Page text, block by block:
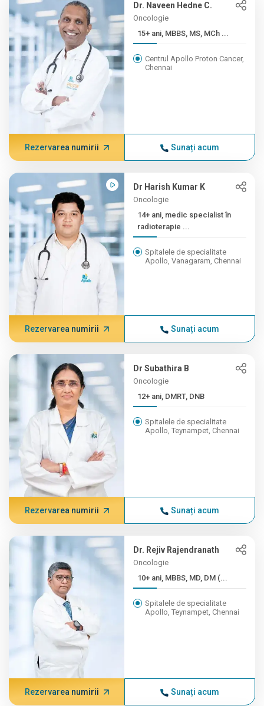
Dr. Naveen Hedne C.
Oncologie
15+ ani, MBBS, MS, MCh ...
Centrul Apollo Proton Cancer,
Chennai
Rezervarea numirii Sunați acum
Dr Harish Kumar K
Oncologie
14+ ani, medic specialist în
radioterapie ...
Spitalele de specialitate
Apollo, Vanagaram, Chennai
Rezervarea numirii Sunați acum
Dr Subathira B
Oncologie
12+ ani, DMRT, DNB
Spitalele de specialitate
Apollo, Teynampet, Chennai
Rezervarea numirii Sunați acum
Dr. Rejiv Rajendranath
Oncologie
10+ ani, MBBS, MD, DM (...
Spitalele de specialitate
Apollo, Teynampet, Chennai
Rezervarea numirii Sunați acum